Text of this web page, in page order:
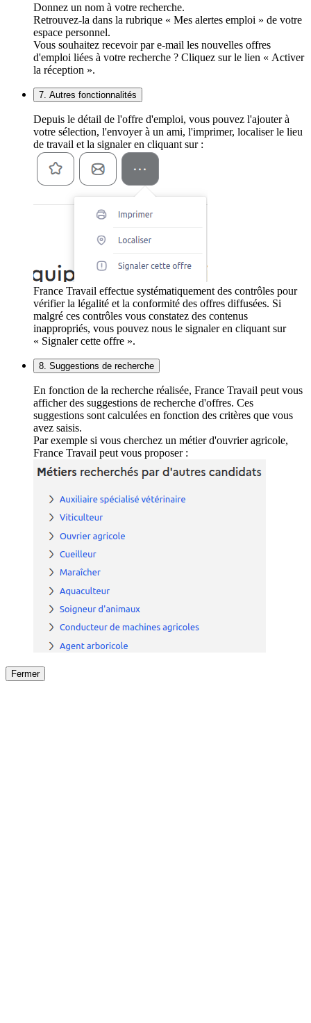
Donnez un nom à votre recherche.
Retrouvez-la dans la rubrique « Mes alertes emploi » de votre
espace personnel.
Vous souhaitez recevoir par e-mail les nouvelles offres
d'emploi liées à votre recherche ? Cliquez sur le lien « Activer
la réception ».
7. Autres fonctionnalités
Depuis le détail de l'offre d'emploi, vous pouvez l'ajouter à
votre sélection, l'envoyer à un ami, l'imprimer, localiser le lieu
de travail et la signaler en cliquant sur :
France Travail effectue systématiquement des contrôles pour
vérifier la légalité et la conformité des offres diffusées. Si
malgré ces contrôles vous constatez des contenus
inappropriés, vous pouvez nous le signaler en cliquant sur
« Signaler cette offre ».
8. Suggestions de recherche
En fonction de la recherche réalisée, France Travail peut vous
afficher des suggestions de recherche d'offres. Ces
suggestions sont calculées en fonction des critères que vous
avez saisis.
Par exemple si vous cherchez un métier d'ouvrier agricole,
France Travail peut vous proposer :
Fermer